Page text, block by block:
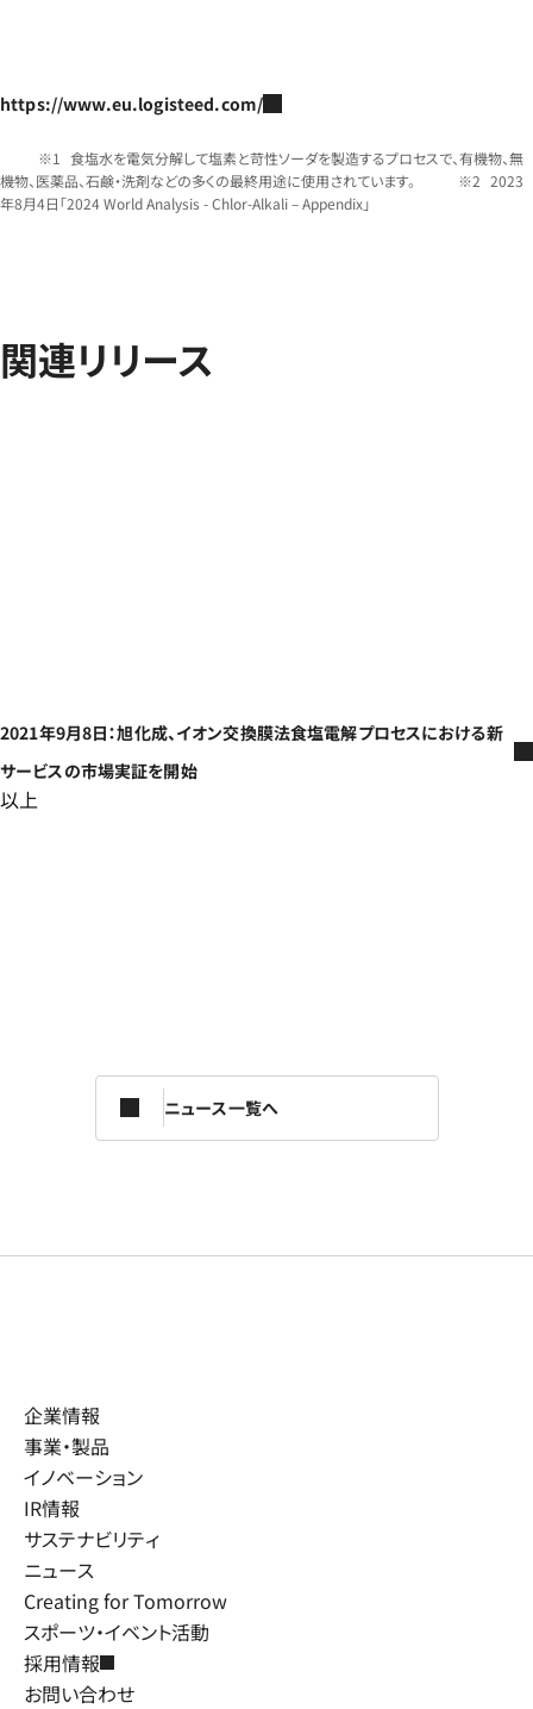
https://www.eu.logisteed.com/
食塩水を電気分解して塩素と苛性ソーダを製造するプロセスで、有機物、無
機物、医薬品、石鹸・洗剤などの多くの最終用途に使用されています。
2023
年8月4日「2024 World Analysis - Chlor-Alkali – Appendix」
関連リリース
2021年9月8日：旭化成、イオン交換膜法食塩電解プロセスにおける新
サービスの市場実証を開始
以上
ニュース一覧へ
企業情報
事業・製品
イノベーション
IR情報
サステナビリティ
ニュース
Creating for Tomorrow
スポーツ・イベント活動
採用情報
お問い合わせ